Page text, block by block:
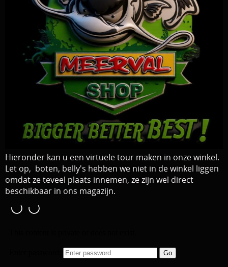
winkelmandje)
Hengels / Molens / Reels
Klein materiaal / Haken
Aas / Kunstaas
Boten en Belly / alle Benodigdheden
Tenten / Aasvisbewaring / Stoelen / Onthaakmatten /
Tassen
Decoratie
Kleding
PROMO materiaal
2e hands 2e kans
Exclusive guiding
Contact pagina
Gastenboek
Download area
TIPS, Montages and film
Meerval.shop Pro staff
You Tube kanaal
Hieronder kan u een virtuele tour maken in onze winkel.
Let op, boten, belly's hebben we niet in de winkel liggen
omdat ze teveel plaats innemen, ze zijn wel direct
beschikbaar in ons magazijn.